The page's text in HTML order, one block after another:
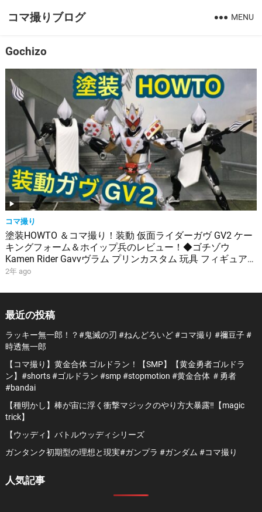
コマ撮りブログ MENU
Gochizo
コマ撮り
塗装HOWTO ＆コマ撮り！装動 仮面ライダーガヴ GV2 ケー
キングフォーム＆ホイップ兵のレビュー！◆ゴチゾウ
Kamen Rider Gavvヴラム プリンカスタム 玩具 フィギュア
ABS割れ対策
2年 ago
最近の投稿
ラッキー無一郎！？#鬼滅の刃 #ねんどろいど #コマ撮り #禰豆子 #
時透無一郎
【コマ撮り】黄金合体 ゴルドラン！【SMP】【黄金勇者ゴルドラ
ン】#shorts #ゴルドラン #smp #stopmotion #黄金合体 ＃勇者
#bandai
【種明かし】棒が宙に浮く衝撃マジックのやり方大暴露‼️【magic
trick】
【ウッディ】バトルウッディシリーズ
ガンタンク初期型の理想と現実#ガンプラ #ガンダム #コマ撮り
人気記事